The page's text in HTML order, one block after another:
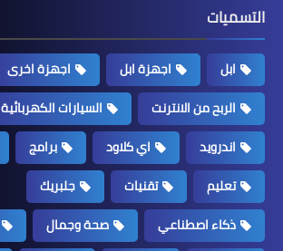
التسميات
ابل اجهزة ابل اجهزة اخرى
الربح من الانترنت
السيارات الكهربائية
اندرويد
اي كلاود برامج
تعليم
تقنيات
جلبريك
ذكاء اصطناعي
صحة وجمال